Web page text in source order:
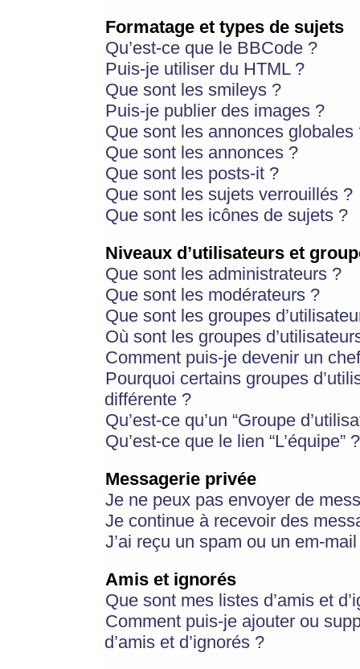
Formatage et types de sujets
Qu’est-ce que le BBCode ?
Puis-je utiliser du HTML ?
Que sont les smileys ?
Puis-je publier des images ?
Que sont les annonces globales
Que sont les annonces ?
Que sont les posts-it ?
Que sont les sujets verrouillés ?
Que sont les icônes de sujets ?
Niveaux d’utilisateurs et
Que sont les administrateurs ?
Que sont les modérateurs ?
Que sont les groupes
Où sont les groupes
Comment puis-je devenir un
Pourquoi certains groupes
différente ?
Qu’est-ce qu’un “Groupe
Qu’est-ce que le lien “L’équipe” ?
Messagerie privée
Je ne peux pas envoyer de
Je continue à recevoir des
J’ai reçu un spam ou un em-
Amis et ignorés
Que sont mes listes d’amis et
Comment puis-je ajouter ou
d’amis et d’ignorés ?